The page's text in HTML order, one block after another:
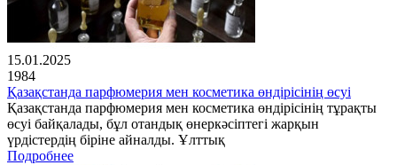
15.01.2025
1984
Қазақстанда парфюмерия мен косметика өндірісінің өсуі
Қазақстанда парфюмерия мен косметика өндірісінің тұрақты
өсуі байқалады, бұл отандық өнеркәсіптегі жарқын
үрдістердің біріне айналды. Ұлттық
Подробнее